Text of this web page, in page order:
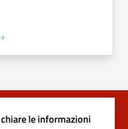
le informazioni